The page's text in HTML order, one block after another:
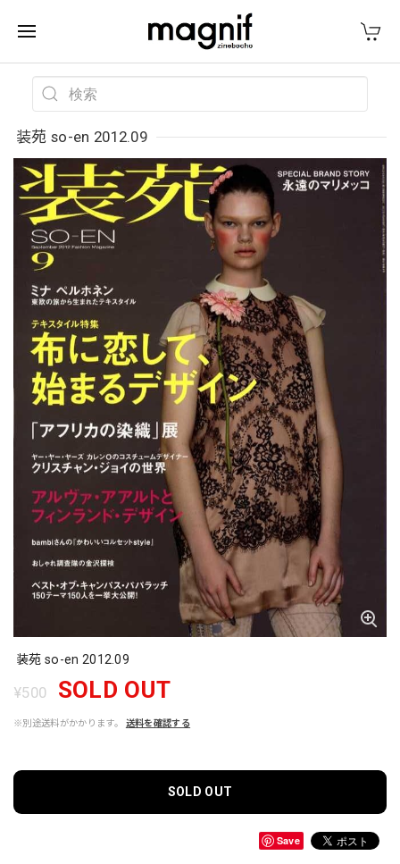
装苑 so-en 2012.09
装苑 so-en 2012.09
¥500 SOLD OUT
※別途送料がかかります。 送料を確認する
SOLD OUT
Save